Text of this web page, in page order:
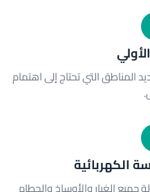
المناطق التي تحتاج إلى اهتمام
الكهربائية